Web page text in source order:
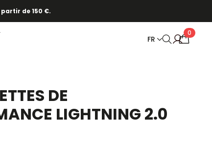
de 150 €.
FR
0
DE
LIGHTNING 2.0